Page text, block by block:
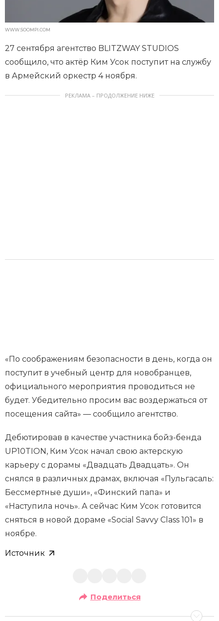
WWW.SOOMPI.COM
27 сентября агентство BLITZWAY STUDIOS
сообщило, что актёр Ким Усок поступит на службу
в Армейский оркестр 4 ноября.
РЕКЛАМА – ПРОДОЛЖЕНИЕ НИЖЕ
«По соображениям безопасности в день, когда он
поступит в учебный центр для новобранцев,
официального мероприятия проводиться не
будет. Убедительно просим вас воздержаться от
посещения сайта» — сообщило агентство.
Дебютировав в качестве участника бойз-бенда
UP10TION, Ким Усок начал свою актерскую
карьеру с дорамы «Двадцать Двадцать». Он
снялся в различных драмах, включая «Пульгасаль:
Бессмертные души», «Финский папа» и
«Наступила ночь». А сейчас Ким Усок готовится
сняться в новой дораме «Social Savvy Class 101» в
ноябре.
Источник
Поделиться